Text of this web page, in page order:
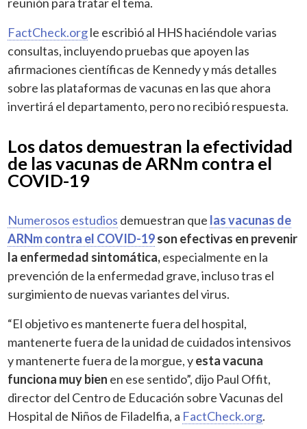
FactCheck.orgle escribió al HHS haciéndole varias
consultas, incluyendo pruebas que apoyen las
afirmaciones científicas de Kennedy y más detalles
sobre las plataformas de vacunas en las que ahora
invertirá el departamento, pero no recibió respuesta.
Los datos demuestran la efectividad
de las vacunas de ARNm contra el
COVID-19
Numerosos estudios demuestran que las vacunas de
ARNm contra el COVID-19son efectivas en prevenir
la enfermedad sintomática,especialmente en la
prevención de la enfermedad grave, incluso tras el
surgimiento de nuevas variantes del virus.
“El objetivo es mantenerte fuera del hospital,
mantenerte fuera de la unidad de cuidados intensivos
y mantenerte fuera de la morgue, yesta vacuna
funciona muy bien en ese sentido”, dijo Paul Offit,
director del Centro de Educación sobre Vacunas del
Hospital de Niños de Filadelfia, a FactCheck.org.